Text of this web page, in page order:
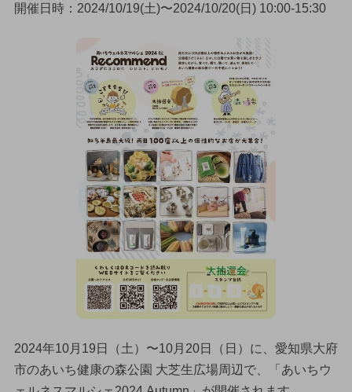
開催日時：2024/10/19(土)〜2024/10/20(日) 10:00-15:30
2024年10月19日（土）〜10月20日（日）に、愛知県大府
市のあいち健康の森公園 大芝生広場周辺で、「あいちウ